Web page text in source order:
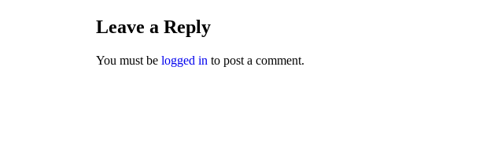
Leave a Reply
You must be logged in to post a comment.